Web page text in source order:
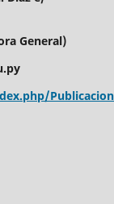
General)